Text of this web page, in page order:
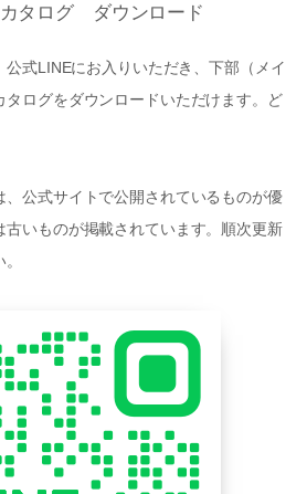
タログ ダウンロード
式LINEにお入りいただき、下部（メイ
タログをダウンロードいただけます。ど
公式サイトで公開されているものが優
古いものが掲載されています。順次更新